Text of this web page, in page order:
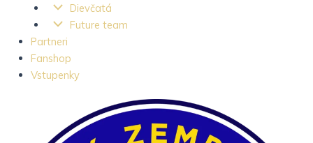
Dievčatá
Future team
Partneri
Fanshop
Vstupenky